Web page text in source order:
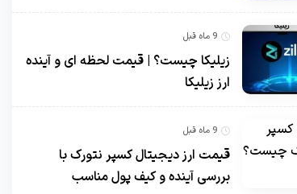
9 ماه قبل
زیلیکا چیست؟ | قیمت لحظه ای و آینده
ارز زیلیکا
9 ماه قبل
قیمت ارز دیجیتال کسپر نتورک با
بررسی آینده و کیف پول مناسب